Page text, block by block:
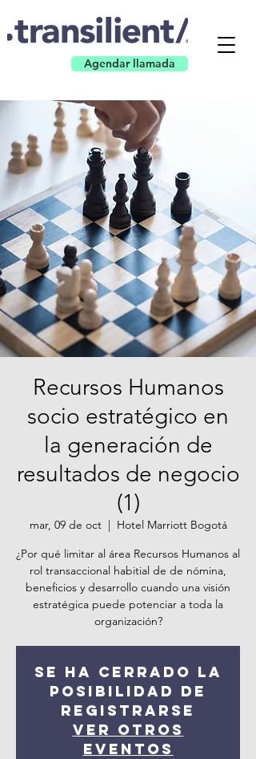
Agendar llamada
Recursos Humanos
socio estratégico en
la generación de
resultados de negocio
(1)
mar, 09 de oct
  |
Hotel Marriott Bogotá
¿Por qué limitar al área Recursos Humanos al
rol transaccional habitial de de nómina,
beneficios y desarrollo cuando una visión
estratégica puede potenciar a toda la
organización?
Se ha cerrado la
posibilidad de
registrarse
Ver otros
eventos